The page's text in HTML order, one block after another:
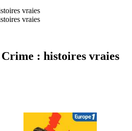
vraies
vraies
Crime : histoires vraies